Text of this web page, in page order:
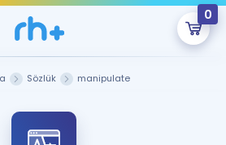
0
Şu An Boş.
Sözlük manipulate